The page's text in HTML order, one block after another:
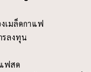
เมล็ดกาแฟ
รลงทุน
ฟสด